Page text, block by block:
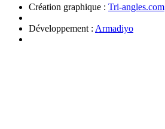
Création graphique : Tri-angles.com
Développement : Armadiyo